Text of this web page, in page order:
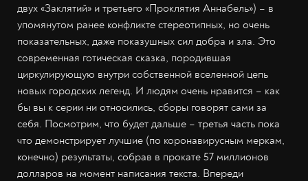
двух «Заклятий» и третьего «Проклятия Аннабель») – в
упомянутом ранее конфликте стереотипных, но очень
показательных, даже показушных сил добра и зла. Это
современная готическая сказка, породившая
циркулирующую внутри собственной вселенной цепь
новых городских легенд. И людям очень нравится – как
бы вы к серии ни относились, сборы говорят сами за
себя. Посмотрим, что будет дальше – третья часть пока
что демонстрирует лучшие (по коронавирусным меркам,
конечно) результаты, собрав в прокате 57 миллионов
долларов на момент написания текста. Впереди